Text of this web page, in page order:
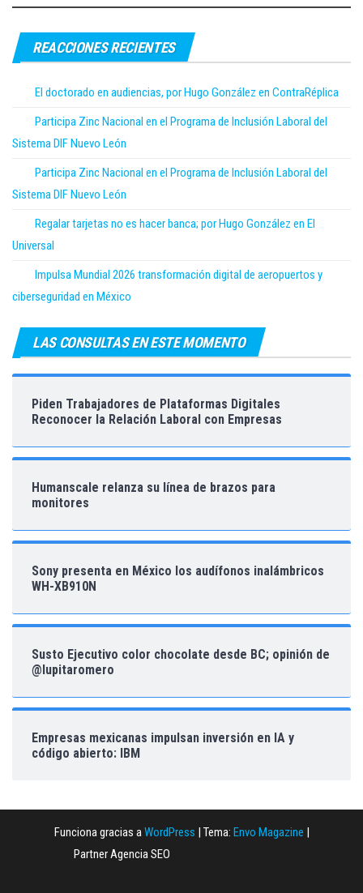
REACCIONES RECIENTES
El doctorado en audiencias, por Hugo González en ContraRéplica
Participa Zinc Nacional en el Programa de Inclusión Laboral del
Sistema DIF Nuevo León
Participa Zinc Nacional en el Programa de Inclusión Laboral del
Sistema DIF Nuevo León
Regalar tarjetas no es hacer banca; por Hugo González en El
Universal
Impulsa Mundial 2026 transformación digital de aeropuertos y
ciberseguridad en México
LAS CONSULTAS EN ESTE MOMENTO
Piden Trabajadores de Plataformas Digitales
Reconocer la Relación Laboral con Empresas
Humanscale relanza su línea de brazos para
monitores
Sony presenta en México los audífonos inalámbricos
WH-XB910N
Susto Ejecutivo color chocolate desde BC; opinión de
@lupitaromero
Empresas mexicanas impulsan inversión en IA y
código abierto: IBM
Funciona gracias aWordPress Tema: Envo Magazine
Partner Agencia SEO